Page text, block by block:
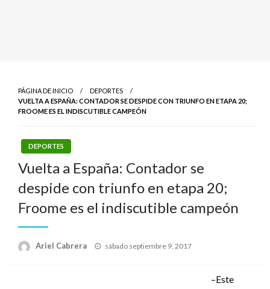
PÁGINA DE INICIO
DEPORTES
VUELTA A ESPAÑA: CONTADOR SE DESPIDE CON TRIUNFO EN ETAPA 20;
FROOME ES EL INDISCUTIBLE CAMPEÓN
DEPORTES
Vuelta a España: Contador se
despide con triunfo en etapa 20;
Froome es el indiscutible campeón
Ariel Cabrera
Publicado
sábado septiembre 9, 2017
–Este